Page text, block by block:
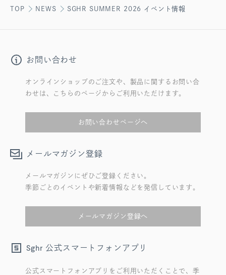
TOP NEWS SGHR SUMMER 2026 イベント情報
お問い合わせ
オンラインショップのご注文や、製品に関するお問い合
わせは、こちらのページからご利用いただけます。
お問い合わせページへ
メールマガジン登録
メールマガジンにぜひご登録ください。
季節ごとのイベントや新着情報などを発信しています。
メールマガジン登録へ
Sghr 公式スマートフォンアプリ
公式スマートフォンアプリをご利用いただくことで、季